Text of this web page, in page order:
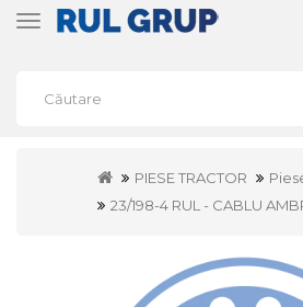
Toggle
PIESE TRACTOR
23/198-4 RUL - CABLU